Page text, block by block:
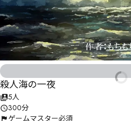
殺人海の一夜
5人
300分
ゲームマスター必須